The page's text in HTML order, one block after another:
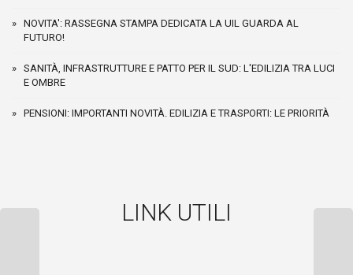
NOVITA': RASSEGNA STAMPA DEDICATA LA UIL GUARDA AL
FUTURO!
SANITÀ, INFRASTRUTTURE E PATTO PER IL SUD: L'EDILIZIA TRA LUCI
E OMBRE
PENSIONI: IMPORTANTI NOVITÀ. EDILIZIA E TRASPORTI: LE PRIORITÀ
LINK UTILI